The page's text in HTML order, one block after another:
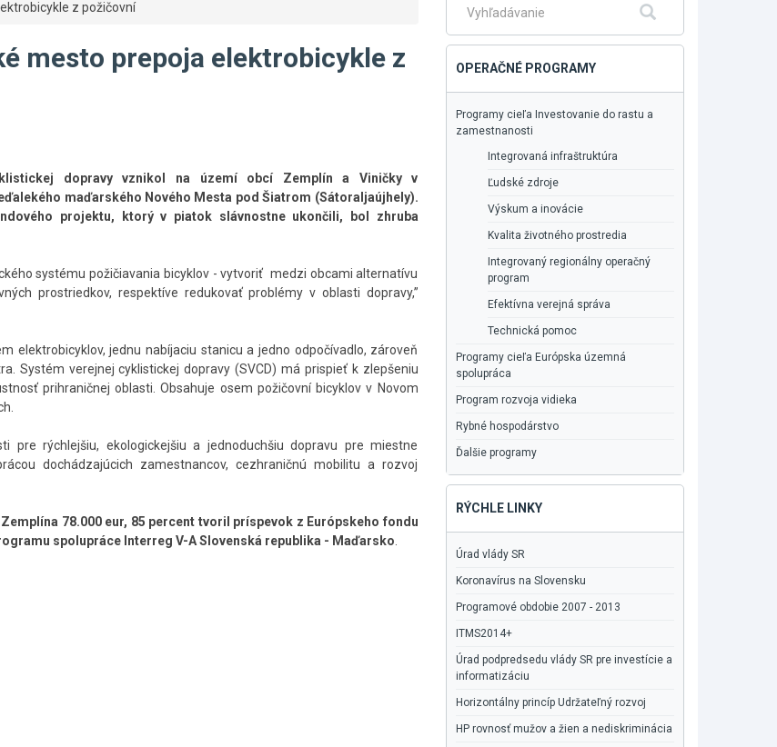
z požičovní
mesto prepoja elektrobicykle z
dopravy vznikol na území obcí Zemplín a Viničky v
maďarského Nového Mesta pod Šiatrom (Sátoraljaújhely).
projektu, ktorý v piatok slávnostne ukončili, bol zhruba
systému požičiavania bicyklov - vytvoriť medzi obcami alternatívu
prostriedkov, respektíve redukovať problémy v oblasti dopravy,”
elektrobicyklov, jednu nabíjaciu stanicu a jedno odpočívadlo, zároveň
Systém verejnej cyklistickej dopravy (SVCD) má prispieť k zlepšeniu
prihraničnej oblasti. Obsahuje osem požičovní bicyklov v Novom
pre rýchlejšiu, ekologickejšiu a jednoduchšiu dopravu pre miestne
dochádzajúcich zamestnancov, cezhraničnú mobilitu a rozvoj
78.000 eur, 85 percent tvoril príspevok z Európskeho fondu
spolupráce Interreg V-A Slovenská republika - Maďarsko
Fulltextové
OPERAČNÉ PROGRAMY
Programy cieľa Investovanie do rastu a
zamestnanosti
Integrovaná infraštruktúra
Ľudské zdroje
Výskum a inovácie
Kvalita životného prostredia
Integrovaný regionálny operačný
program
Efektívna verejná správa
Technická pomoc
Programy cieľa Európska územná
spolupráca
Program rozvoja vidieka
Rybné hospodárstvo
Ďalšie programy
RÝCHLE LINKY
Úrad vlády SR
Koronavírus na Slovensku
Programové obdobie 2007 - 2013
ITMS2014+
Úrad podpredsedu vlády SR pre investície a
informatizáciu
Horizontálny princíp Udržateľný rozvoj
HP rovnosť mužov a žien a nediskriminácia